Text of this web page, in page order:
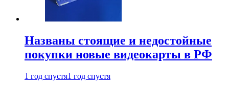
Названы стоящие и недостойные
покупки новые видеокарты в РФ
1 год спустя1 год спустя